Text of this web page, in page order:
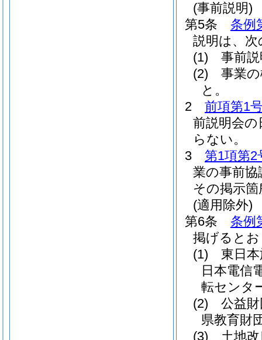
(事前説明)
第5条
条例
説明は、
(1)
事前
(2)
事業
と。
2
前項第1
前説明会
らない。
3
第1項第2
業の事前
その掲示
(適用除外)
第6条
条例
掲げると
(1)
東日
日本電信
転センタ
(2)
公益
県教育財
(3)
土地